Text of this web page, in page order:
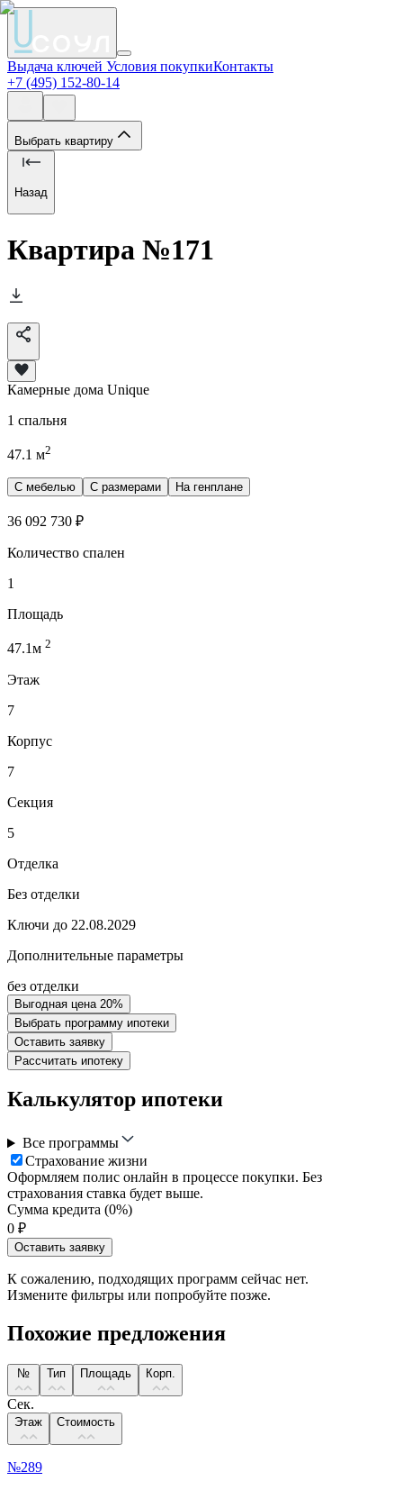
Выдача ключей Условия покупкиКонтакты
+7 (495) 152-80-14
Выбрать квартиру
Назад
Квартира №171
Камерные дома Unique
1 спальня
47.1 м2
С мебелью С размерами На генплане
36 092 730 ₽
Количество спален
1
Площадь
47.1м 2
Этаж
7
Корпус
7
Секция
5
Отделка
Без отделки
Ключи до 22.08.2029
Дополнительные параметры
без отделки
Выгодная цена 20%
Выбрать программу ипотеки
Оставить заявку
Рассчитать ипотеку
Калькулятор ипотеки
Все программы
Страхование жизни
Оформляем полис онлайн в процессе покупки. Без
страхования ставка будет выше.
Сумма кредита (0%)
0 ₽
Оставить заявку
К сожалению, подходящих программ сейчас нет.
Измените фильтры или попробуйте позже.
Похожие предложения
№ Тип Площадь Корп.
Сек.
Этаж Стоимость
№289